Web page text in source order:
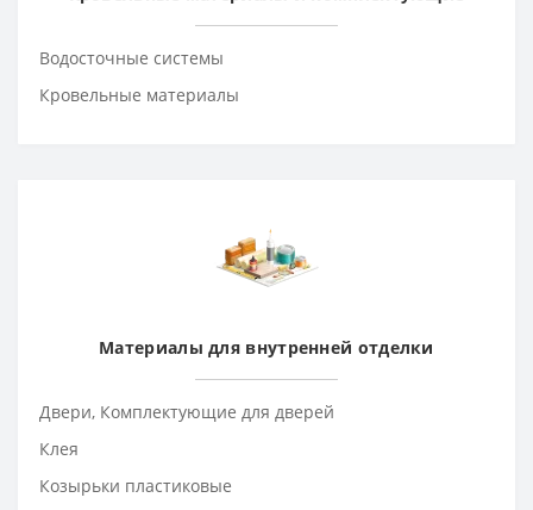
Водосточные системы
Кровельные материалы
Материалы для внутренней отделки
Двери, Комплектующие для дверей
Клея
Козырьки пластиковые